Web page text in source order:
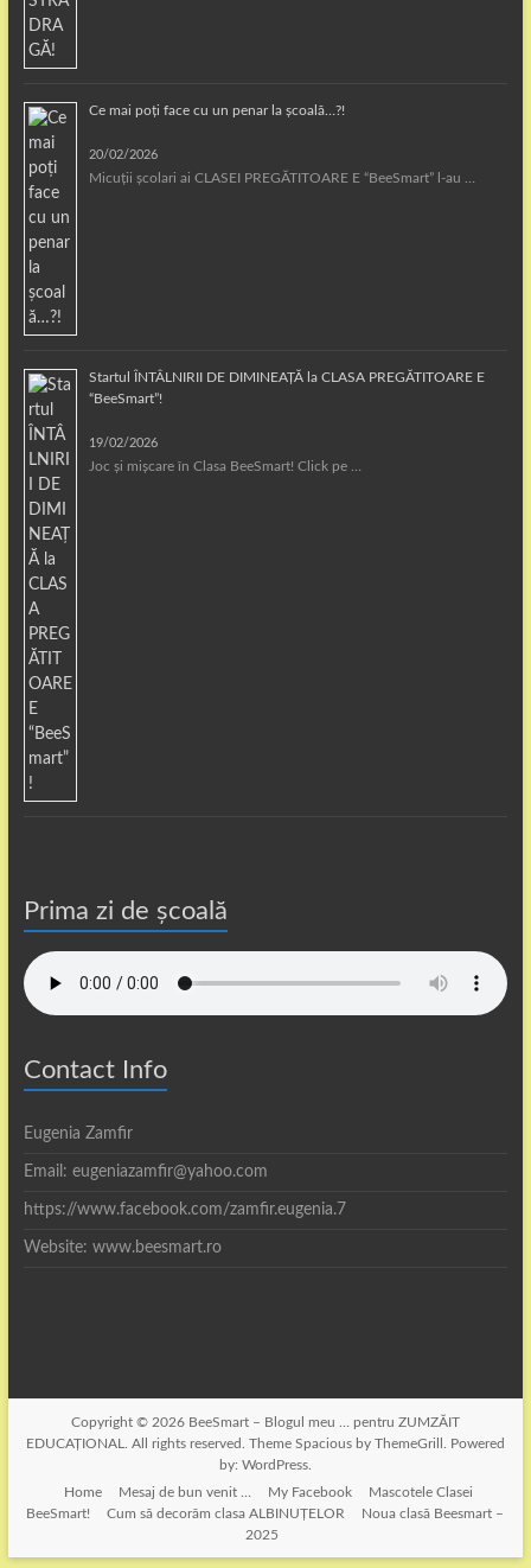
Ce mai poți face cu un penar la școală…?!
20/02/2026
Micuții școlari ai CLASEI PREGĂTITOARE E “BeeSmart” l-au …
Startul ÎNTÂLNIRII DE DIMINEAȚĂ la CLASA PREGĂTITOARE E
“BeeSmart”!
19/02/2026
Joc și mișcare în Clasa BeeSmart! Click pe …
Prima zi de școală
Contact Info
Eugenia Zamfir
Email: eugeniazamfir@yahoo.com
https://www.facebook.com/zamfir.eugenia.7
Website: www.beesmart.ro
Copyright © 2026 BeeSmart – Blogul meu … pentru ZUMZĂIT
EDUCAȚIONAL
. All rights reserved. Theme Spaciousby ThemeGrill. Powered
by: WordPress.
Home
Mesaj de bun venit … My Facebook
Mascotele Clasei
BeeSmart!
Cum să decorăm clasa ALBINUȚELOR
Noua clasă Beesmart –
2025